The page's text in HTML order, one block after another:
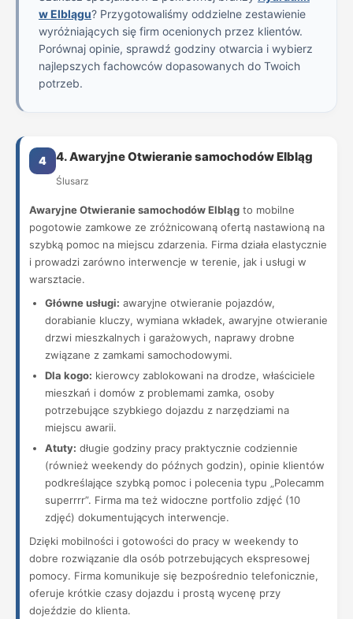
w Elblągu? Przygotowaliśmy oddzielne zestawienie
wyróżniających się firm ocenionych przez klientów.
Porównaj opinie, sprawdź godziny otwarcia i wybierz
najlepszych fachowców dopasowanych do Twoich
potrzeb.
4 4. Awaryjne Otwieranie samochodów Elbląg
Ślusarz
Awaryjne Otwieranie samochodów Elbląg to mobilne
pogotowie zamkowe ze zróżnicowaną ofertą nastawioną na
szybką pomoc na miejscu zdarzenia. Firma działa elastycznie
i prowadzi zarówno interwencje w terenie, jak i usługi w
warsztacie.
Główne usługi: awaryjne otwieranie pojazdów,
dorabianie kluczy, wymiana wkładek, awaryjne otwieranie
drzwi mieszkalnych i garażowych, naprawy drobne
związane z zamkami samochodowymi.
Dla kogo: kierowcy zablokowani na drodze, właściciele
mieszkań i domów z problemami zamka, osoby
potrzebujące szybkiego dojazdu z narzędziami na
miejscu awarii.
Atuty: długie godziny pracy praktycznie codziennie
(również weekendy do późnych godzin), opinie klientów
podkreślające szybką pomoc i polecenia typu „Polecamm
superrrr”. Firma ma też widoczne portfolio zdjęć (10
zdjęć) dokumentujących interwencje.
Dzięki mobilności i gotowości do pracy w weekendy to
dobre rozwiązanie dla osób potrzebujących ekspresowej
pomocy. Firma komunikuje się bezpośrednio telefonicznie,
oferuje krótkie czasy dojazdu i prostą wycenę przy
dojeździe do klienta.